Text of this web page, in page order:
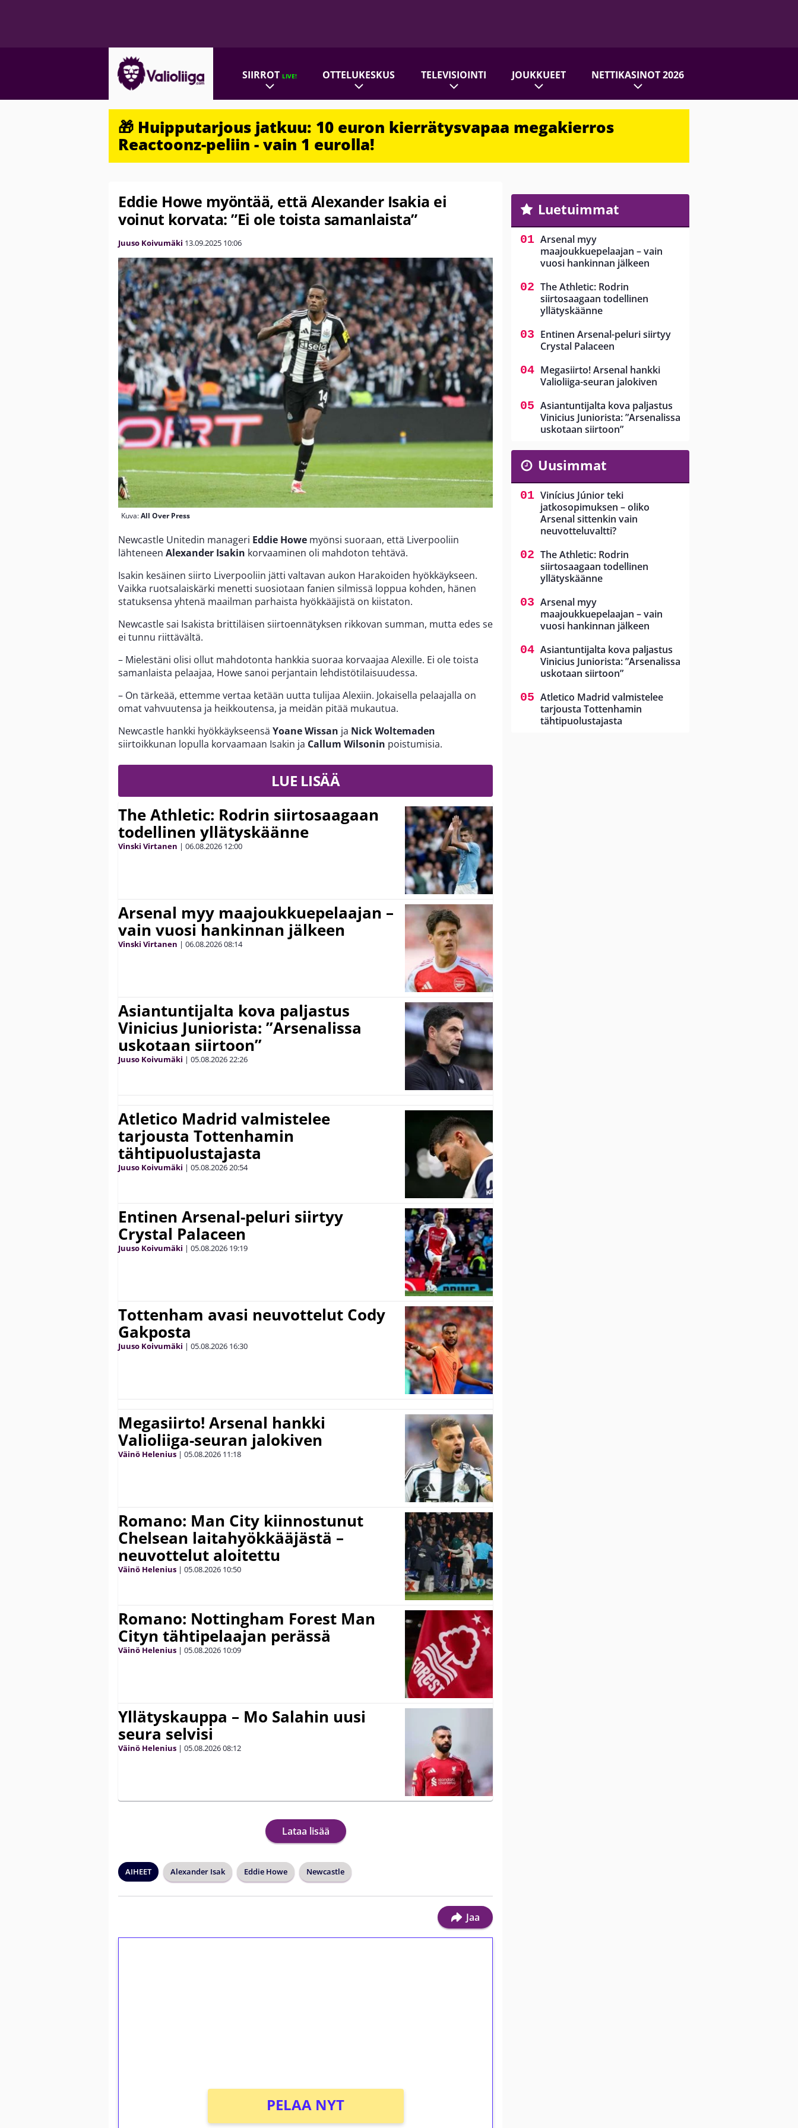
SIIRROTLIVE! OTTELUKESKUS TELEVISIOINTI JOUKKUEET NETTIKASINOT 2026
🎁 Huipputarjous jatkuu: 10 euron kierrätysvapaa megakierros
Reactoonz-peliin - vain 1 eurolla!
Eddie Howe myöntää, että Alexander Isakia ei
voinut korvata: ”Ei ole toista samanlaista”
Juuso Koivumäki 13.09.2025 10:06
Kuva:All Over Press
Newcastle Unitedin manageri Eddie Howe myönsi suoraan, että Liverpooliin
lähteneen Alexander Isakin korvaaminen oli mahdoton tehtävä.
Isakin kesäinen siirto Liverpooliin jätti valtavan aukon Harakoiden hyökkäykseen.
Vaikka ruotsalaiskärki menetti suosiotaan fanien silmissä loppua kohden, hänen
statuksensa yhtenä maailman parhaista hyökkääjistä on kiistaton.
Newcastle sai Isakista brittiläisen siirtoennätyksen rikkovan summan, mutta edes se
ei tunnu riittävältä.
– Mielestäni olisi ollut mahdotonta hankkia suoraa korvaajaa Alexille. Ei ole toista
samanlaista pelaajaa, Howe sanoi perjantain lehdistötilaisuudessa.
– On tärkeää, ettemme vertaa ketään uutta tulijaa Alexiin. Jokaisella pelaajalla on
omat vahvuutensa ja heikkoutensa, ja meidän pitää mukautua.
Newcastle hankki hyökkäykseensä Yoane Wissan ja Nick Woltemaden
siirtoikkunan lopulla korvaamaan Isakin ja Callum Wilsonin poistumisia.
LUE LISÄÄ
The Athletic: Rodrin siirtosaagaan
todellinen yllätyskäänne
Vinski Virtanen | 06.08.2026 12:00
Arsenal myy maajoukkuepelaajan –
vain vuosi hankinnan jälkeen
Vinski Virtanen | 06.08.202608:14
Asiantuntijalta kova paljastus
Vinicius Juniorista: ”Arsenalissa
uskotaan siirtoon”
Juuso Koivumäki | 05.08.202622:26
Atletico Madrid valmistelee
tarjousta Tottenhamin
tähtipuolustajasta
Juuso Koivumäki | 05.08.202620:54
Entinen Arsenal-peluri siirtyy
Crystal Palaceen
Juuso Koivumäki | 05.08.2026 19:19
Tottenham avasi neuvottelut Cody
Gakposta
Juuso Koivumäki | 05.08.2026 16:30
Megasiirto! Arsenal hankki
Valioliiga-seuran jalokiven
Väinö Helenius | 05.08.2026 11:18
Romano: Man City kiinnostunut
Chelsean laitahyökkääjästä –
neuvottelut aloitettu
Väinö Helenius | 05.08.2026 10:50
Romano: Nottingham Forest Man
Cityn tähtipelaajan perässä
Väinö Helenius | 05.08.2026 10:09
Yllätyskauppa – Mo Salahin uusi
seura selvisi
Väinö Helenius | 05.08.202608:12
Lataa lisää
AIHEET Alexander Isak Eddie Howe Newcastle
Jaa
PELAA NYT
Luetuimmat
Arsenal myy
maajoukkuepelaajan – vain
vuosi hankinnan jälkeen
The Athletic: Rodrin
siirtosaagaan todellinen
yllätyskäänne
Entinen Arsenal-peluri siirtyy
Crystal Palaceen
Megasiirto! Arsenal hankki
Valioliiga-seuran jalokiven
Asiantuntijalta kova paljastus
Vinicius Juniorista: ”Arsenalissa
uskotaan siirtoon”
Uusimmat
Vinícius Júnior teki
jatkosopimuksen – oliko
Arsenal sittenkin vain
neuvotteluvaltti?
The Athletic: Rodrin
siirtosaagaan todellinen
yllätyskäänne
Arsenal myy
maajoukkuepelaajan – vain
vuosi hankinnan jälkeen
Asiantuntijalta kova paljastus
Vinicius Juniorista: ”Arsenalissa
uskotaan siirtoon”
Atletico Madrid valmistelee
tarjousta Tottenhamin
tähtipuolustajasta